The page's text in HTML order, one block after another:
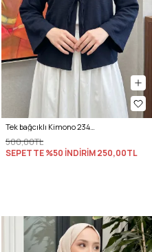
Tek bağcıklı Kimono 2346 - LACİVERT
500,00TL
SEPETTE %50 İNDİRİM250,00TL